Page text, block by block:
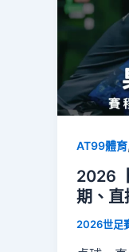
AT99體育
2026
期、直
2026世足